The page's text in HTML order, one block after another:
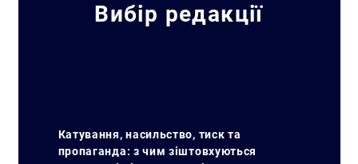
Вибір редакції
Катування, насильство, тиск та
пропаганда: з чим зіштовхуються